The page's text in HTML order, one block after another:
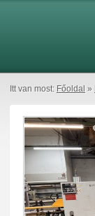
Itt van most: Főoldal »